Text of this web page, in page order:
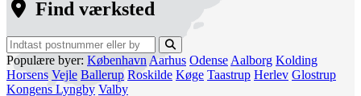
Find værksted
Populære byer: København Aarhus Odense Aalborg Kolding
Horsens Vejle Ballerup Roskilde Køge Taastrup Herlev Glostrup
Kongens Lyngby Valby